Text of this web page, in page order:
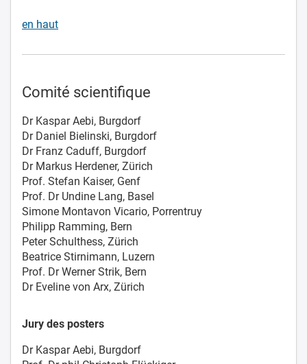
en haut
Comité scientifique
Dr Kaspar Aebi, Burgdorf
Dr Daniel Bielinski, Burgdorf
Dr Franz Caduff, Burgdorf
Dr Markus Herdener, Zürich
Prof. Stefan Kaiser, Genf
Prof. Dr Undine Lang, Basel
Simone Montavon Vicario, Porrentruy
Philipp Ramming, Bern
Peter Schulthess, Zürich
Beatrice Stirnimann, Luzern
Prof. Dr Werner Strik, Bern
Dr Eveline von Arx, Zürich
Jury des posters
Dr Kaspar Aebi, Burgdorf